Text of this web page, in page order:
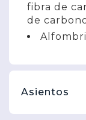
fibra de
de
Asientos